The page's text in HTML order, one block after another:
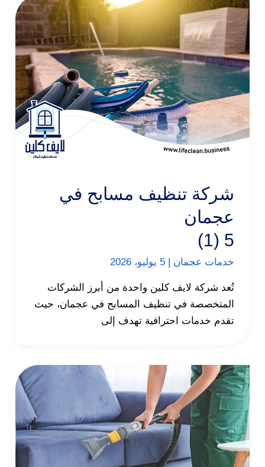
شركة تنظيف مسابح في
عجمان
5 (1)
خدمات عجمان 5 يوليو، 2026
تُعد شركة لايف كلين واحدة من أبرز الشركات
المتخصصة في تنظيف المسابح في عجمان، حيث
تقدم خدمات احترافية تهدف إلى